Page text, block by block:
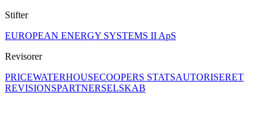
Stifter
EUROPEAN ENERGY SYSTEMS II ApS
Revisorer
PRICEWATERHOUSECOOPERS STATSAUTORISERET
REVISIONSPARTNERSELSKAB